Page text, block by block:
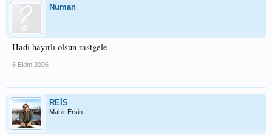
Numan
Hadi hayırlı olsun rastgele
6 Ekim 2006
REİS
Mahir Ersin